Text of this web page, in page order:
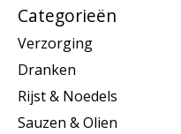
Categorieën
Verzorging
Dranken
Rijst & Noedels
Sauzen & Olien